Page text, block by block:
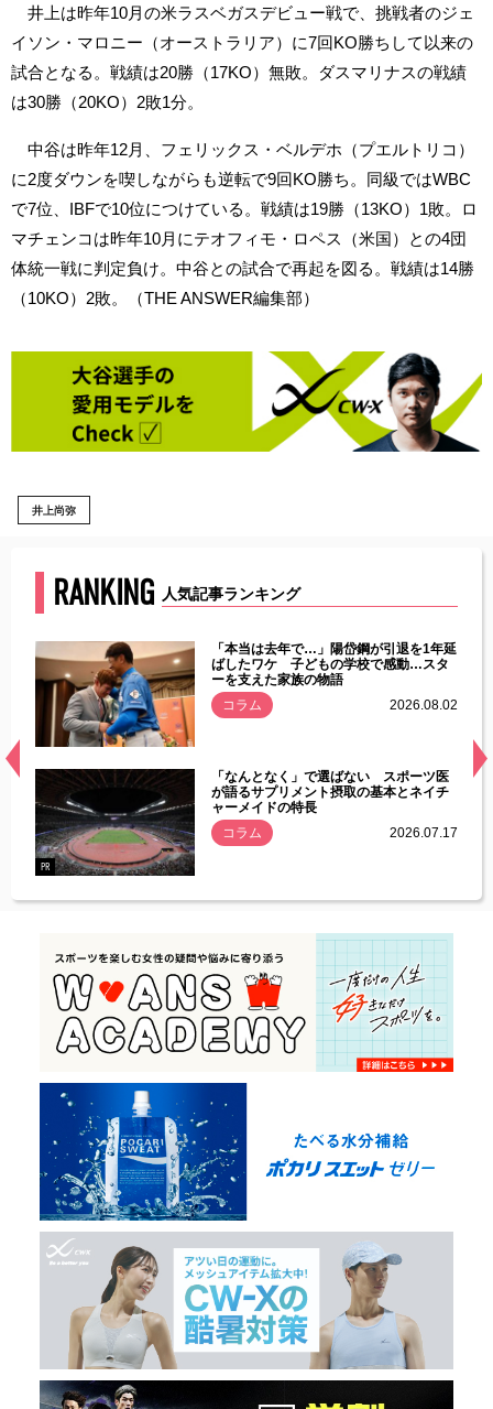
井上は昨年10月の米ラスベガスデビュー戦で、挑戦者のジェ
イソン・マロニー（オーストラリア）に7回KO勝ちして以来の
試合となる。戦績は20勝（17KO）無敗。ダスマリナスの戦績
は30勝（20KO）2敗1分。
中谷は昨年12月、フェリックス・ベルデホ（プエルトリコ）
に2度ダウンを喫しながらも逆転で9回KO勝ち。同級ではWBC
で7位、IBFで10位につけている。戦績は19勝（13KO）1敗。ロ
マチェンコは昨年10月にテオフィモ・ロペス（米国）との4団
体統一戦に判定負け。中谷との試合で再起を図る。戦績は14勝
（10KO）2敗。（THE ANSWER編集部）
井上尚弥
RANKING 人気記事ランキング
常
「本当は去年で…」陽岱鋼が引退を1年延
ばしたワケ 子どもの学校で感動…スタ
ーを支えた家族の物語
コラム
2026.08.02
PR
「なんとなく」で選ばない スポーツ医
が語るサプリメント摂取の基本とネイチ
ャーメイドの特長
コラム
2026.07.17